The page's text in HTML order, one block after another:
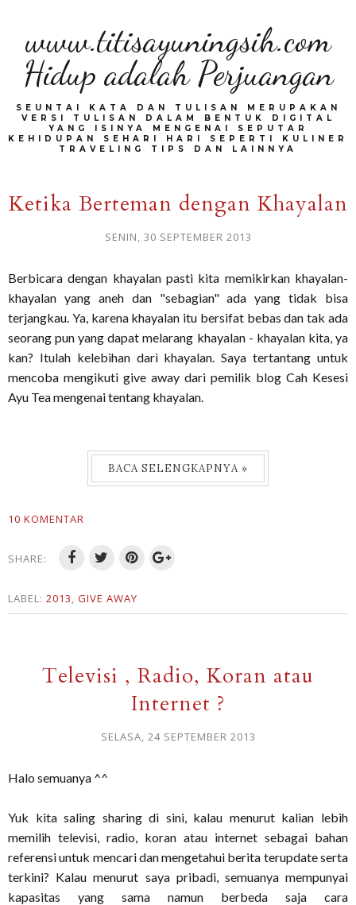
www.titisayuningsih.com
Hidup adalah Perjuangan
SEUNTAI KATA DAN TULISAN MERUPAKAN
VERSI TULISAN DALAM BENTUK DIGITAL
YANG ISINYA MENGENAI SEPUTAR
KEHIDUPAN SEHARI HARI SEPERTI KULINER
TRAVELING TIPS DAN LAINNYA
Ketika Berteman dengan Khayalan
SENIN, 30 SEPTEMBER 2013
Berbicara dengan khayalan pasti kita memikirkan khayalan-
khayalan yang aneh dan "sebagian" ada yang tidak bisa
terjangkau. Ya, karena khayalan itu bersifat bebas dan tak ada
seorang pun yang dapat melarang khayalan - khayalan kita, ya
kan? Itulah kelebihan dari khayalan. Saya tertantang untuk
mencoba mengikuti give away dari pemilik blog Cah Kesesi
Ayu Tea mengenai tentang khayalan.
BACA SELENGKAPNYA »
10 KOMENTAR
SHARE:
LABEL: 2013, GIVE AWAY
Televisi , Radio, Koran atau
Internet ?
SELASA, 24 SEPTEMBER 2013
Halo semuanya ^^
Yuk kita saling sharing di sini, kalau menurut kalian lebih
memilih televisi, radio, koran atau internet sebagai bahan
referensi untuk mencari dan mengetahui berita terupdate serta
terkini? Kalau menurut saya pribadi, semuanya mempunyai
kapasitas yang sama namun berbeda saja cara